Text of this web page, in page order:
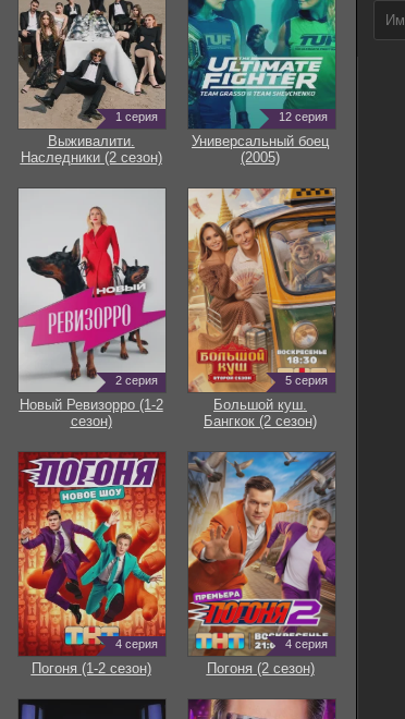
1 серия
Выживалити.
Наследники (2 сезон)
12 серия
Универсальный боец
(2005)
2 серия
Новый Ревизорро (1-2
сезон)
5 серия
Большой куш.
Бангкок (2 сезон)
4 серия
Погоня (1-2 сезон)
4 серия
Погоня (2 сезон)